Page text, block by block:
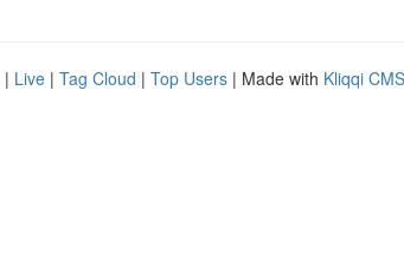
| Live | Tag Cloud | Top Users | Made with Kliqqi CMS